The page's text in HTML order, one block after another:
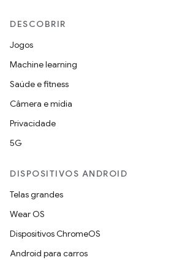
DESCOBRIR
Jogos
Machine learning
Saúde e fitness
Câmera e mídia
Privacidade
5G
DISPOSITIVOS ANDROID
Telas grandes
Wear OS
Dispositivos ChromeOS
Android para carros